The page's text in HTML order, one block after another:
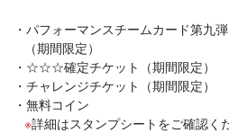
パフォーマンスチームカード第九
（期間限定）
☆☆☆確定チケット（期間限定）
チャレンジチケット（期間限定）
無料コイン
詳細はスタンプシートをご確認く